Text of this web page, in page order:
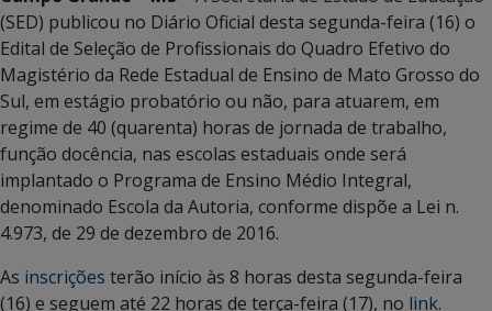
(SED) publicou no Diário Oficial desta segunda-feira (16) o
Edital de Seleção de Profissionais do Quadro Efetivo do
Magistério da Rede Estadual de Ensino de Mato Grosso do
Sul, em estágio probatório ou não, para atuarem, em
regime de 40 (quarenta) horas de jornada de trabalho,
função docência, nas escolas estaduais onde será
implantado o Programa de Ensino Médio Integral,
denominado Escola da Autoria, conforme dispõe a Lei n.
4.973, de 29 de dezembro de 2016.
As inscrições terão início às 8 horas desta segunda-feira
(16) e seguem até 22 horas de terça-feira (17), no link.